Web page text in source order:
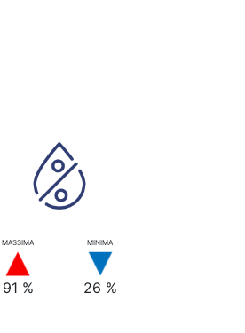
MASSIMA
91 %
MINIMA
26 %